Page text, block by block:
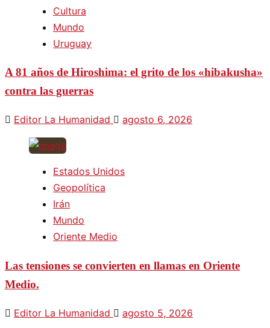
Cultura
Mundo
Uruguay
A 81 años de Hiroshima: el grito de los «hibakusha»
contra las guerras
Editor La Humanidad agosto 6, 2026
Estados Unidos
Geopolítica
Irán
Mundo
Oriente Medio
Las tensiones se convierten en llamas en Oriente
Medio.
Editor La Humanidad agosto 5, 2026